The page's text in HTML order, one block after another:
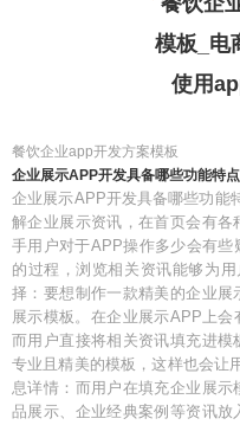
模板_电
使用
餐饮企业app开发方案模板
企业展示APP开发具备哪些功能特点
企业展示APP开发具备哪些功能
解企业展示资讯，在首页会有
手用户对于APP操作多少会有
的过程，浏览相关资讯能够为
择：要想制作一款精美的企业
展示模板。在企业展示APP上会
而用户直接将相关资讯填充进
专业且精美的模板，这样也会让
息详情：而用户在填充企业展
品展示、企业经典案例等资讯